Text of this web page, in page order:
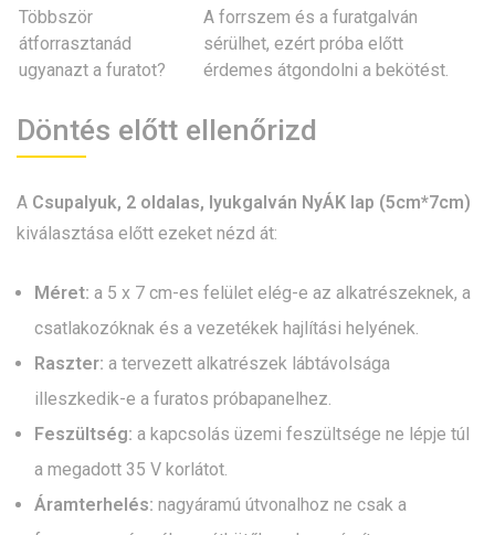
Többször
átforrasztanád
ugyanazt a furatot?
A forrszem és a furatgalván
sérülhet, ezért próba előtt
érdemes átgondolni a bekötést.
Döntés előtt ellenőrizd
A Csupalyuk, 2 oldalas, lyukgalván NyÁK lap (5cm*7cm)
kiválasztása előtt ezeket nézd át:
Méret: a 5 x 7 cm-es felület elég-e az alkatrészeknek, a
csatlakozóknak és a vezetékek hajlítási helyének.
Raszter: a tervezett alkatrészek lábtávolsága
illeszkedik-e a furatos próbapanelhez.
Feszültség: a kapcsolás üzemi feszültsége ne lépje túl
a megadott 35 V korlátot.
Áramterhelés: nagyáramú útvonalhoz ne csak a